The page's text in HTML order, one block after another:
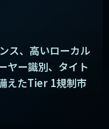
ス、高いローカル
ヤー識別、タイト
えたTier 1規制市